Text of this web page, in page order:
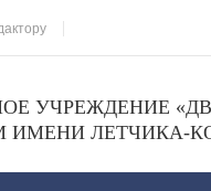
УЧРЕЖДЕНИЕ
ИМЕНИ ЛЕТЧИКА-